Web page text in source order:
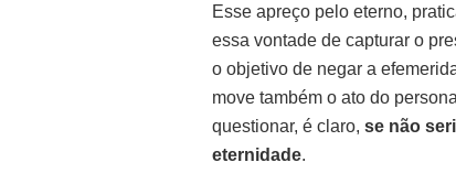
Esse apreço pelo eterno,
essa vontade de capturar o
o objetivo de negar a
move também o ato do
questionar, é claro, se não
eternidade.